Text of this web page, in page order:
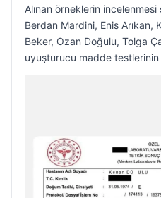
Alınan örneklerin
Berdan Mardini, Enis Arıkan,
Beker, Ozan Doğulu, Tolga
uyuşturucu madde testlerinin